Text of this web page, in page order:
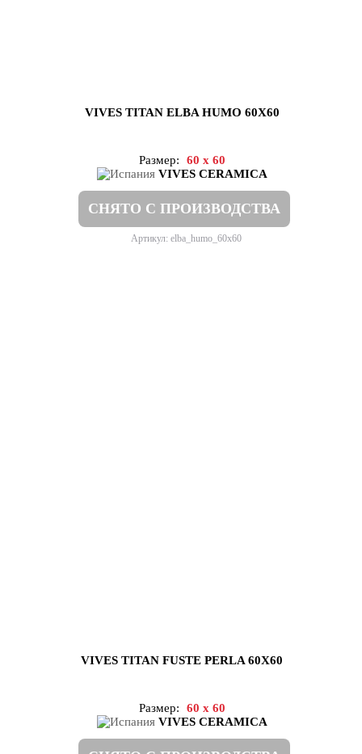
VIVES TITAN ELBA HUMO 60X60
Размер:
60 x 60
VIVES CERAMICA
СНЯТО С ПРОИЗВОДСТВА
Артикул: elba_humo_60x60
VIVES TITAN FUSTE PERLA 60X60
Размер:
60 x 60
VIVES CERAMICA